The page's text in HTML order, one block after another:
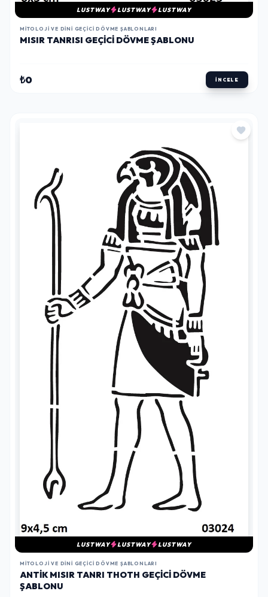
LUSTWAY LUSTWAY LUSTWAY
MITOLOJI VE DINI GEÇICI DÖVME ŞABLONLARI
MISIR TANRISI GEÇICI DÖVME ŞABLONU
₺0 İNCELE
LUSTWAY LUSTWAY LUSTWAY
MITOLOJI VE DINI GEÇICI DÖVME ŞABLONLARI
ANTIK MISIR TANRI THOTH GEÇICI DÖVME
ŞABLONU